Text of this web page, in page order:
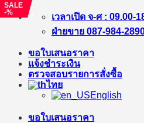
ข้าม
เนื้อหา
เวลาเปิด จ-ศ : 09.00-
ฝ่ายขาย 087-984-
ขอใบเสนอราคา
แจ้งชำระเงิน
ตรวจสอบรายการสั่งซื้อ
ไทย
English
ขอใบเสนอราคา
SALE
-%
SALE
-%